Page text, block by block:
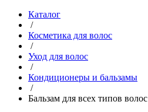
Каталог
/
Косметика для волос
/
Уход для волос
/
Кондиционеры и бальзамы
/
Бальзам для всех типов